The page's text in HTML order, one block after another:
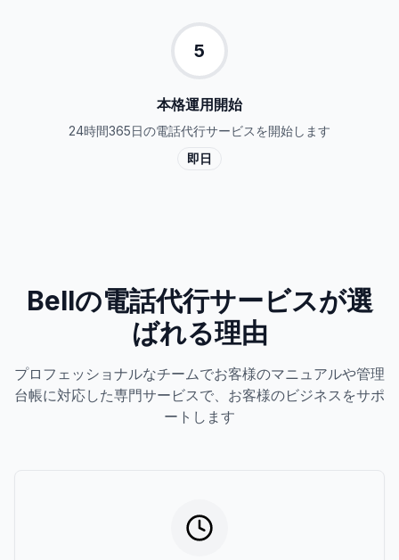
5
本格運用開始
24時間365日の電話代行サービスを開始します
即日
Bellの電話代行サービスが選
ばれる理由
プロフェッショナルなチームでお客様のマニュアルや管理
台帳に対応した専門サービスで、お客様のビジネスをサポ
ートします